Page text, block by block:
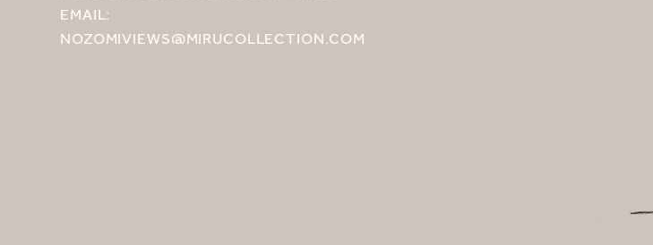
EMAIL:
NOZOMIVIEWS@MIRUCOLLECTION.COM